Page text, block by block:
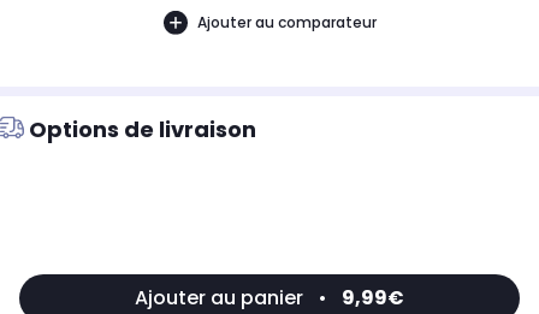
Ajouter au comparateur
Options de livraison
Ajouter au panier • 9,99€